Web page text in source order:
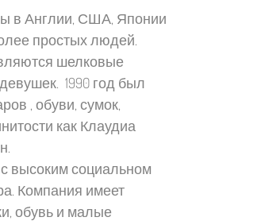
в Англии, США, Японии
простых людей.
шелковые
1990 год был
, обуви, сумок,
как Клаудиа
высоким социальном
Компания имеет
обувь и малые